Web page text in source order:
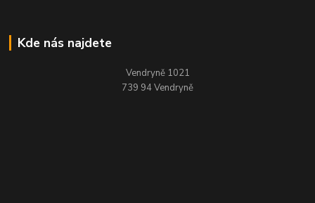
Kde nás najdete
Vendryně 1021
739 94 Vendryně